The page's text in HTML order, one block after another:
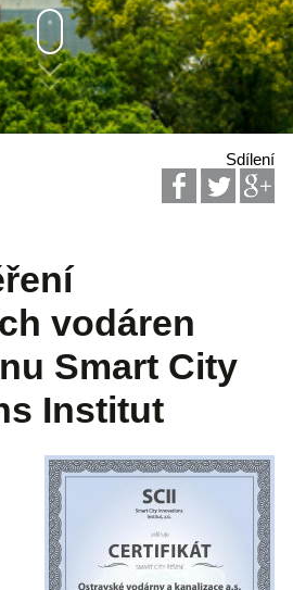
Sdílení
vodáren
Smart City
Institut